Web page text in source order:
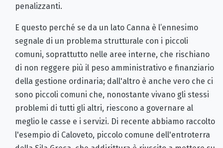
penalizzanti.
E questo perché se da un lato Canna è l’ennesimo
segnale di un problema strutturale con i piccoli
comuni, soprattutto nelle aree interne, che rischiano
di non reggere più il peso amministrativo e finanziario
della gestione ordinaria; dall'altro è anche vero che ci
sono piccoli comuni che, nonostante vivano gli stessi
problemi di tutti gli altri, riescono a governare al
meglio le casse e i servizi. Di recente abbiamo raccolto
l'esempio di Caloveto, piccolo comune dell'entroterra